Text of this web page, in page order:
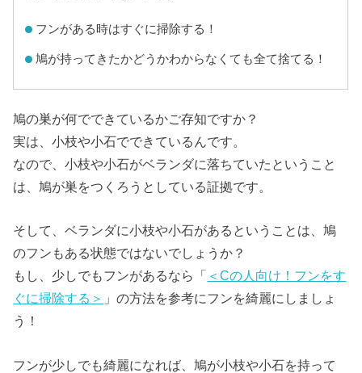
フンがある時はすぐに掃除する！
鳩が持ってきたかどうかわからなくても全て捨てる！
鳩の巣が何でできているかご存知ですか？
実は、小枝や小石でできているんです。
なので、小枝や小石がベランダに落ちていたということ
は、鳩が巣をつくろうとしている証拠です。
そして、ベランダに小枝や小石があるということは、鳩
のフンもある状態ではないでしょうか？
もし、少しでもフンがあるなら「 ＜Cの人向け！フンをす
ぐに掃除する＞ 」の方法を参考にフンを綺麗にしましょ
う！
フンが少しでも綺麗になれば、鳩が小枝や小石を持って